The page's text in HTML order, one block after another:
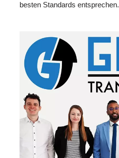
besten Standards entsprechen.